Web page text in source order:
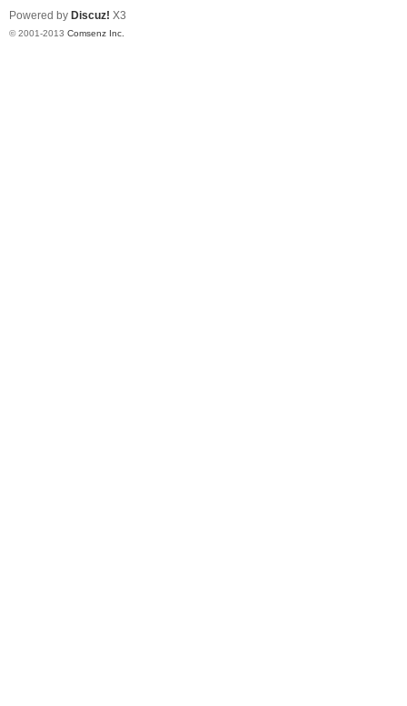
Powered by Discuz! X3
© 2001-2013 Comsenz Inc.